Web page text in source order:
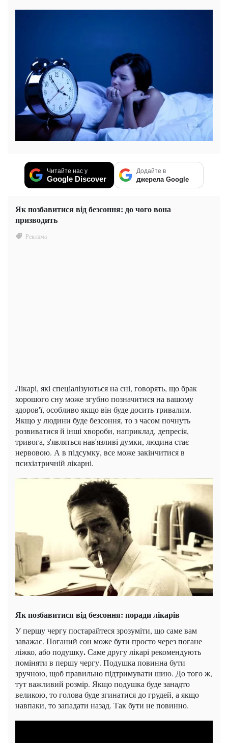
Читайте нас у
Google Discover
Додайте в
джерела Google
Як позбавитися від безсоння: до чого вона
призводить
Лікарі, які спеціалізуються на сні, говорять, що брак
хорошого сну може згубно позначитися на вашому
здоров'ї, особливо якщо він буде досить тривалим.
Якщо у людини буде безсоння, то з часом почнуть
розвиватися й інші хвороби, наприклад, депресія,
тривога, з'являться нав'язливі думки, людина стає
нервовою. А в підсумку, все може закінчитися в
психіатричній лікарні.
Як позбавитися від безсоння: поради лікарів
У першу чергу постарайтеся зрозуміти, що саме вам
заважає. Поганий сон може бути просто через погане
ліжко, або подушку.Саме другу лікарі рекомендують
поміняти в першу чергу. Подушка повинна бути
зручною, щоб правильно підтримувати шию. До того ж,
тут важливий розмір. Якщо подушка буде занадто
великою, то голова буде згинатися до грудей, а якщо
навпаки, то западати назад. Так бути не повинно.